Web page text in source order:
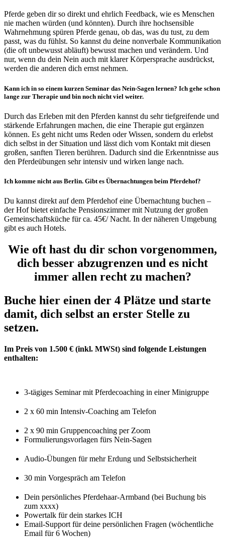
Pferde geben dir so direkt und ehrlich Feedback, wie es Menschen
nie machen würden (und könnten). Durch ihre hochsensible
Wahrnehmung spüren Pferde genau, ob das, was du tust, zu dem
passt, was du fühlst. So kannst du deine nonverbale Kommunikation
(die oft unbewusst abläuft) bewusst machen und verändern. Und
nur, wenn du dein Nein auch mit klarer Körpersprache ausdrückst,
werden die anderen dich ernst nehmen.
Kann ich in so einem kurzen Seminar das Nein-Sagen lernen? Ich gehe schon
lange zur Therapie und bin noch nicht viel weiter.
Durch das Erleben mit den Pferden kannst du sehr tiefgreifende und
stärkende Erfahrungen machen, die eine Therapie gut ergänzen
können. Es geht nicht ums Reden oder Wissen, sondern du erlebst
dich selbst in der Situation und lässt dich vom Kontakt mit diesen
großen, sanften Tieren berühren. Dadurch sind die Erkenntnisse aus
den Pferdeübungen sehr intensiv und wirken lange nach.
Ich komme nicht aus Berlin. Gibt es Übernachtungen beim Pferdehof?
Du kannst direkt auf dem Pferdehof eine Übernachtung buchen –
der Hof bietet einfache Pensionszimmer mit Nutzung der großen
Gemeinschaftsküche für ca. 45€/ Nacht. In der näheren Umgebung
gibt es auch Hotels.
Wie oft hast du dir schon vorgenommen,
dich besser abzugrenzen und es nicht
immer allen recht zu machen?
Buche hier einen der 4 Plätze und starte
damit, dich selbst an erster Stelle zu
setzen.
Im Preis von 1.500 € (inkl. MWSt) sind folgende Leistungen
enthalten:
3-tägiges Seminar mit Pferdecoaching in einer Minigruppe
2 x 60 min Intensiv-Coaching am Telefon
2 x 90 min Gruppencoaching per Zoom
Formulierungsvorlagen fürs Nein-Sagen
Audio-Übungen für mehr Erdung und Selbstsicherheit
30 min Vorgespräch am Telefon
Dein persönliches Pferdehaar-Armband (bei Buchung bis
zum xxxx)
Powertalk für dein starkes ICH
Email-Support für deine persönlichen Fragen (wöchentliche
Email für 6 Wochen)